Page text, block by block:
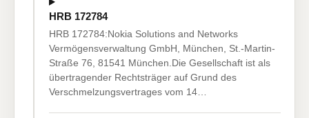
HRB 172784
HRB 172784:Nokia Solutions and Networks
Vermögensverwaltung GmbH, München, St.-Martin-
Straße 76, 81541 München.Die Gesellschaft ist als
übertragender Rechtsträger auf Grund des
Verschmelzungsvertrages vom 14…